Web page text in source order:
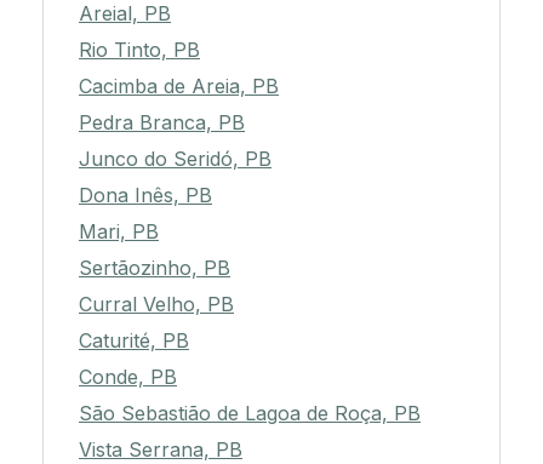
Areial, PB
Rio Tinto, PB
Cacimba de Areia, PB
Pedra Branca, PB
Junco do Seridó, PB
Dona Inês, PB
Mari, PB
Sertãozinho, PB
Curral Velho, PB
Caturité, PB
Conde, PB
São Sebastião de Lagoa de Roça, PB
Vista Serrana, PB